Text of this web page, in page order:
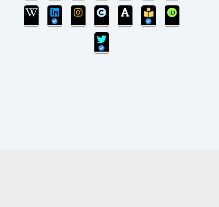
بروزرسانی سایت پایان یافته است و سایت در مرحله
انتقال پایگاه داده می‌باشد.